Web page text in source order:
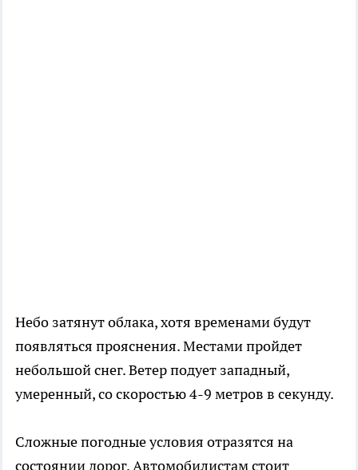
Небо затянут облака, хотя временами будут
появляться прояснения. Местами пройдет
небольшой снег. Ветер подует западный,
умеренный, со скоростью 4-9 метров в секунду.
Сложные погодные условия отразятся на
состоянии дорог. Автомобилистам стоит